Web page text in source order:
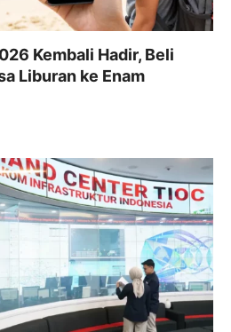
Kembali Hadir, Beli
Liburan ke Enam